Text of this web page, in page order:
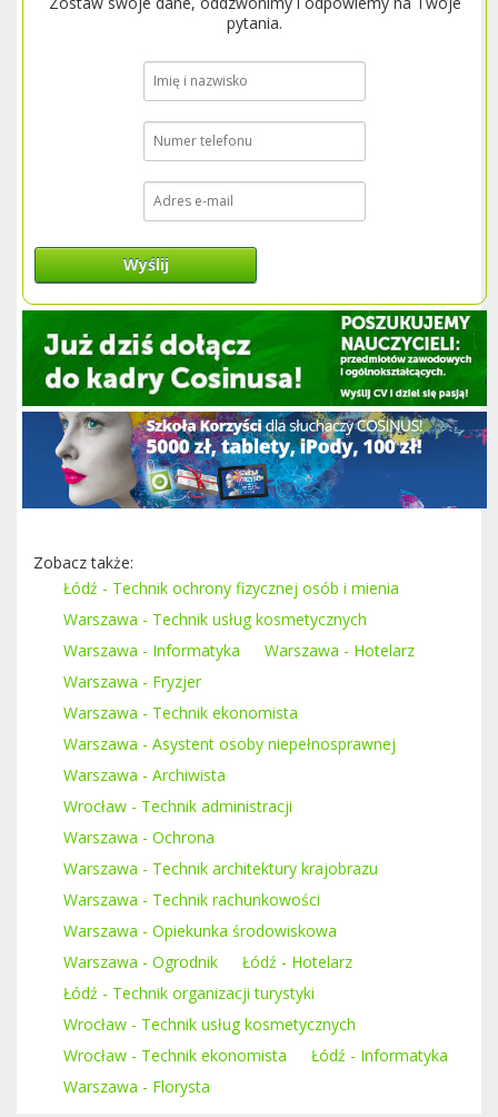
pytania.
Wyślij
Zobacz także:
Łódź - Technik ochrony fizycznej osób i mienia
Warszawa - Technik usług kosmetycznych
Warszawa - Informatyka
Warszawa - Hotelarz
Warszawa - Fryzjer
Warszawa - Technik ekonomista
Warszawa - Asystent osoby niepełnosprawnej
Warszawa - Archiwista
Wrocław - Technik administracji
Warszawa - Ochrona
Warszawa - Technik architektury krajobrazu
Warszawa - Technik rachunkowości
Warszawa - Opiekunka środowiskowa
Warszawa - Ogrodnik
Łódź - Hotelarz
Łódź - Technik organizacji turystyki
Wrocław - Technik usług kosmetycznych
Wrocław - Technik ekonomista
Łódź - Informatyka
Warszawa - Florysta